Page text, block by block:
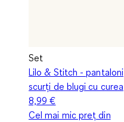
Set
Lilo & Stitch - pantaloni
scurți de blugi cu curea
8,99 €
Cel mai mic preț din